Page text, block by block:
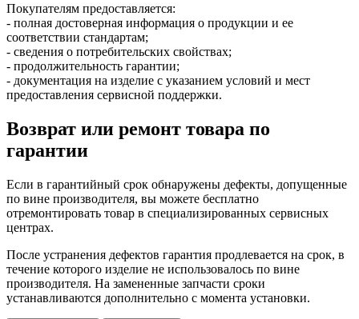
Покупателям предоставляется:
- полная достоверная информация о продукции и ее
соответствии стандартам;
- сведения о потребительских свойствах;
- продолжительность гарантии;
- документация на изделие с указанием условий и мест
предоставления сервисной поддержки.
Возврат или ремонт товара по
гарантии
Если в гарантийный срок обнаружены дефекты, допущенные
по вине производителя, вы можете бесплатно
отремонтировать товар в специализированных сервисных
центрах.
После устранения дефектов гарантия продлевается на срок, в
течение которого изделие не использовалось по вине
производителя. На замененные запчасти сроки
устанавливаются дополнительно с момента установки.